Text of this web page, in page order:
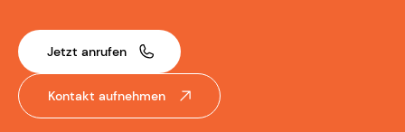
Jetzt anrufen
Kontakt aufnehmen